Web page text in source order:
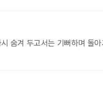
숨겨 두고서는 기뻐하며 돌